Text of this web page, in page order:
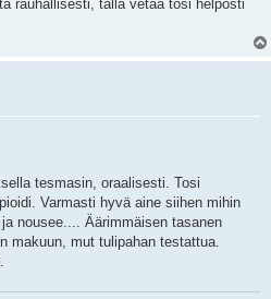
rauhallisesti, tällä vetää tosi helposti
tesmasin, oraalisesti. Tosi
Varmasti hyvä aine siihen mihin
nousee.... Äärimmäisen tasanen
makuun, mut tulipahan testattua.